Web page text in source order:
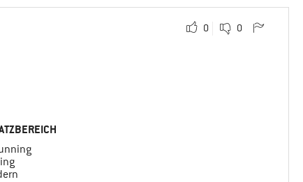
0 0